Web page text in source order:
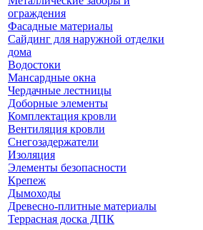
ограждения
Фасадные материалы
Сайдинг для наружной отделки
дома
Водостоки
Мансардные окна
Чердачные лестницы
Доборные элементы
Комплектация кровли
Вентиляция кровли
Снегозадержатели
Изоляция
Элементы безопасности
Крепеж
Дымоходы
Древесно-плитные материалы
Террасная доска ДПК